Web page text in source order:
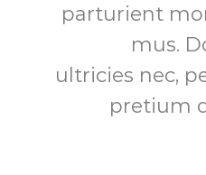
parturient
mus.
ultricies nec,
pretium